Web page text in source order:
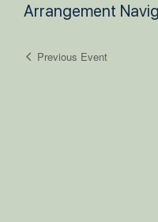
Arrangement
Previous Event